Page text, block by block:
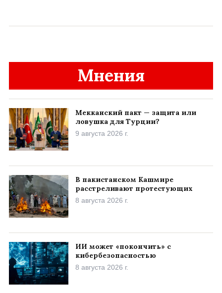
Мнения
Мекканский пакт — защита или
ловушка для Турции?
9 августа 2026 г.
В пакистанском Кашмире
расстреливают протестующих
8 августа 2026 г.
ИИ может «покончить» с
кибербезопасностью
8 августа 2026 г.